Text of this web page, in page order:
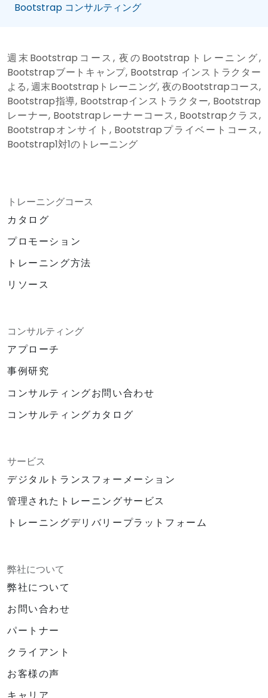
Bootstrap コンサルティング
週末Bootstrapコース, 夜のBootstrapトレーニング,
Bootstrapブートキャンプ, Bootstrap インストラクター
よる, 週末Bootstrapトレーニング, 夜のBootstrapコース,
Bootstrap指導, Bootstrapインストラクター, Bootstrap
レーナー, Bootstrapレーナーコース, Bootstrapクラス,
Bootstrapオンサイト, Bootstrapプライベートコース,
Bootstrap1対1のトレーニング
トレーニングコース
カタログ
プロモーション
トレーニング方法
リソース
コンサルティング
アプローチ
事例研究
コンサルティングお問い合わせ
コンサルティングカタログ
サービス
デジタルトランスフォーメーション
管理されたトレーニングサービス
トレーニングデリバリープラットフォーム
弊社について
弊社について
お問い合わせ
パートナー
クライアント
お客様の声